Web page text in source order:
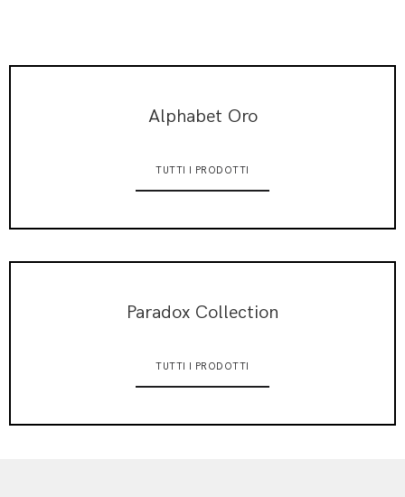
Alphabet Oro
TUTTI I PRODOTTI
Paradox Collection
TUTTI I PRODOTTI